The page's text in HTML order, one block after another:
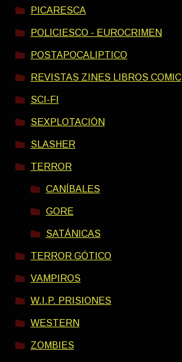
PICARESCA
POLICIESCO - EUROCRIMEN
POSTAPOCALIPTICO
REVISTAS ZINES LIBROS COMIC
SCI-FI
SEXPLOTACIÓN
SLASHER
TERROR
CANÍBALES
GORE
SATÁNICAS
TERROR GÓTICO
VAMPIROS
W.I.P. PRISIONES
WESTERN
ZOMBIES